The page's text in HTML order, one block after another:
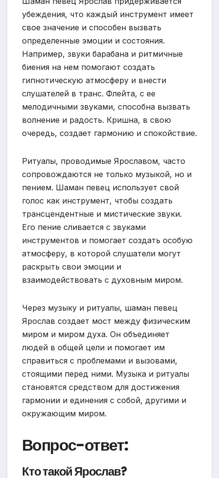
убеждения, что каждый инструмент имеет
свое значение и способен вызвать
определенные эмоции и состояния.
Например, звуки барабана и ритмичные
биения на нем помогают создать
гипнотическую атмосферу и внести
слушателей в транс. Флейта, с ее
мелодичными звуками, способна вызвать
волнение и радость. Кришна, в свою
очередь, создает гармонию и спокойствие.
Ритуалы, проводимые Ярославом, часто
сопровождаются не только музыкой, но и
пением. Шаман певец использует свой
голос как инструмент, чтобы создать
трансцендентные и мистические звуки.
Его пение сливается с звуками
инструментов и помогает создать особую
атмосферу, в которой слушатели могут
раскрыть свои эмоции и
взаимодействовать с духовным миром.
Через музыку и ритуалы, шаман певец
Ярослав создает мост между физическим
миром и миром духа. Он объединяет
людей в общей цели и помогает им
справиться с проблемами и вызовами,
стоящими перед ними. Музыка и ритуалы
становятся средством для достижения
гармонии и единения с собой, другими и
окружающим миром.
Вопрос-ответ:
Кто такой Ярослав?